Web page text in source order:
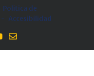
Politica de
- Accesibilidad